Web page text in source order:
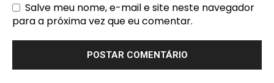
Salve meu nome, e-mail e site neste navegador
para a próxima vez que eu comentar.